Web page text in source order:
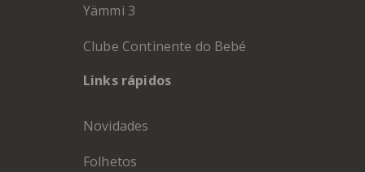
Yämmi 3
Clube Continente do Bebé
Links rápidos
Novidades
Folhetos